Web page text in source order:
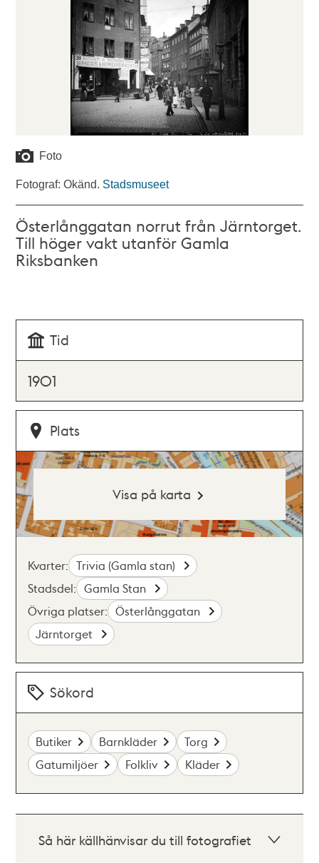
Foto
Fotograf: Okänd. Stadsmuseet
Österlånggatan norrut från Järntorget.
Till höger vakt utanför Gamla
Riksbanken
Tid
1901
Plats
Visa på karta
Kvarter: Trivia (Gamla stan)
Stadsdel: Gamla Stan
Övriga platser: Österlånggatan
Järntorget
Sökord
Butiker Barnkläder
Torg
Gatumiljöer
Folkliv Kläder
Så här källhänvisar du till fotografiet